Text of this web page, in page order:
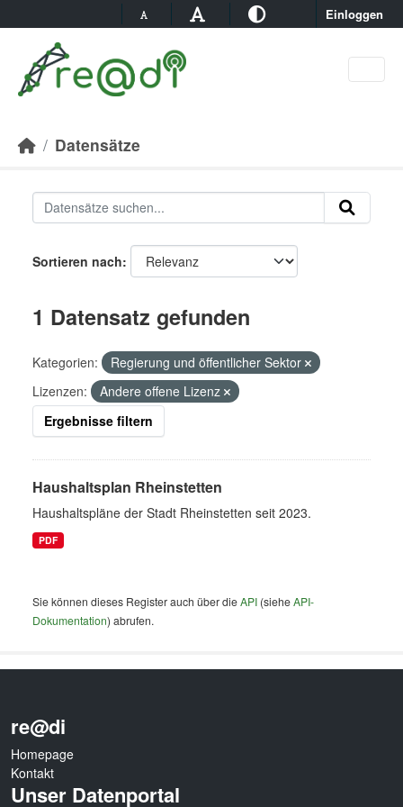
Einloggen
Datensätze
Sortieren nach
1 Datensatz gefunden
Kategorien:
Regierung und öffentlicher Sektor
Lizenzen:
Andere offene Lizenz
Ergebnisse filtern
Haushaltsplan Rheinstetten
Haushaltspläne der Stadt Rheinstetten seit 2023.
PDF
Sie können dieses Register auch über dieAPI (sieheAPI-
Dokumentation) abrufen.
re@di
Homepage
Kontakt
Unser Datenportal